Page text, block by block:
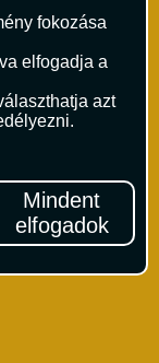
fokozása
elfogadja a
azt
Mindent
elfogadok
utazási